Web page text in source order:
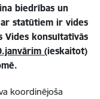
biedrības un
ar statūtiem ir vides
Vides konsultatīvās
(ieskaitot)
koordinējoša